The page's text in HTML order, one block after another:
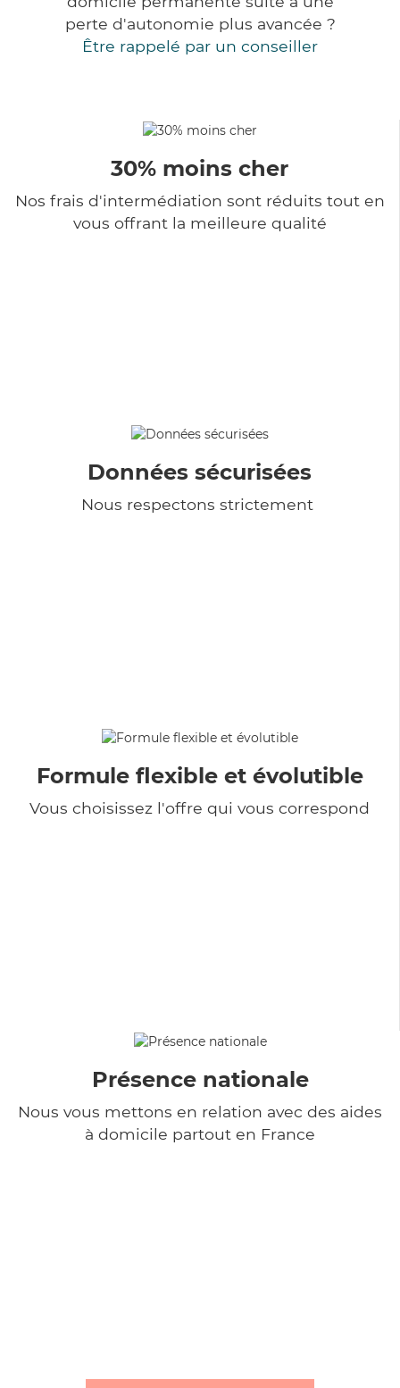
perte d'autonomie plus avancée ?
Être rappelé par un conseiller
30% moins cher
Nos frais d'intermédiation sont réduits tout en
vous offrant la meilleure qualité
Données sécurisées
Nous respectons strictement
Formule flexible et évolutible
Vous choisissez l'offre qui vous correspond
Présence nationale
Nous vous mettons en relation avec des aides
à domicile partout en France